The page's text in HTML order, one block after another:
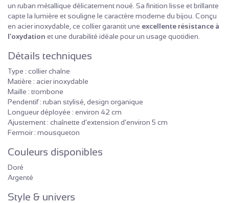
un ruban métallique délicatement noué. Sa finition lisse et brillante
capte la lumière et souligne le caractère moderne du bijou. Conçu
en acier inoxydable, ce collier garantit une excellente résistance à
l’oxydation et une durabilité idéale pour un usage quotidien.
Détails techniques
Type : collier chaîne
Matière : acier inoxydable
Maille : trombone
Pendentif : ruban stylisé, design organique
Longueur déployée : environ 42 cm
Ajustement : chaînette d’extension d’environ 5 cm
Fermoir : mousqueton
Couleurs disponibles
Doré
Argenté
Style & univers